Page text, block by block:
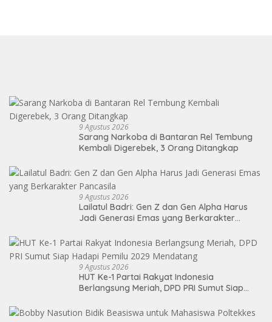
9 Agustus 2026
Sarang Narkoba di Bantaran Rel Tembung
Kembali Digerebek, 3 Orang Ditangkap
9 Agustus 2026
Lailatul Badri: Gen Z dan Gen Alpha Harus
Jadi Generasi Emas yang Berkarakter
9 Agustus 2026
HUT Ke-1 Partai Rakyat Indonesia
Berlangsung Meriah, DPD PRI Sumut Siap